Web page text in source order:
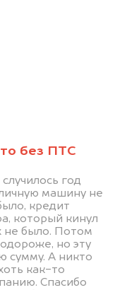
без ПТС
год
машину не
кредит
который кинул
не было. Потом
но эту
сумму. А никто
как-то
Спасибо